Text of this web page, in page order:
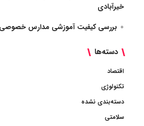
خیرآبادی
بررسی کیفیت آموزشی مدارس خصوصی
دسته‌ها
اقتصاد
تکنولوژی
دسته‌بندی نشده
سلامتی